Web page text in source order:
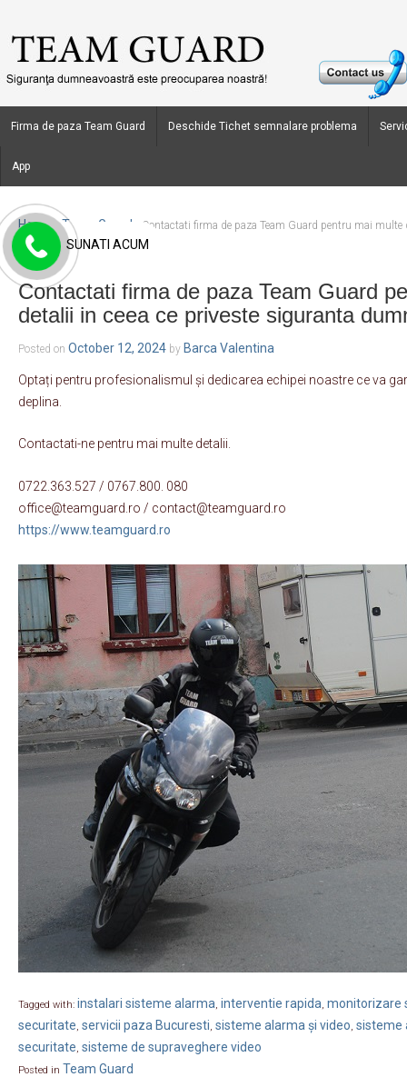
Firma de paza Team Guard Deschide Tichet semnalare problema
App
Home › Team Guard
Contactati firma de paza Team Guard pentru mai
dumneavostra !
Contactati firma de paza Team Guard
detalii in ceea ce priveste siguranta
Posted on October 12, 2024 by Barca Valentina
Optați pentru profesionalismul și dedicarea echipei noastre ce va
deplina.
Contactati-ne pentru mai multe detalii.
0722.363.527 / 0767.800. 080
office@teamguard.ro / contact@teamguard.ro
https://www.teamguard.ro
Tagged with: instalari sisteme alarma, interventie rapida, monitorizare
securitate, servicii paza Bucuresti, sisteme alarma și video, sisteme
securitate, sisteme de supraveghere video
Posted in Team Guard
SUNATI ACUM